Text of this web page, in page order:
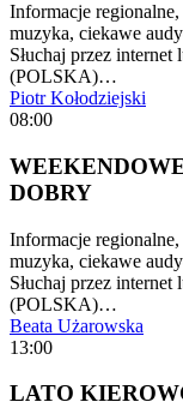
Informacje
muzyka, ciekawe
Słuchaj przez
(POLSKA)…
Piotr Kołodziejski
08:00
DOBRY
Informacje
muzyka, ciekawe
Słuchaj przez
(POLSKA)…
Beata Użarowska
13:00
LATO